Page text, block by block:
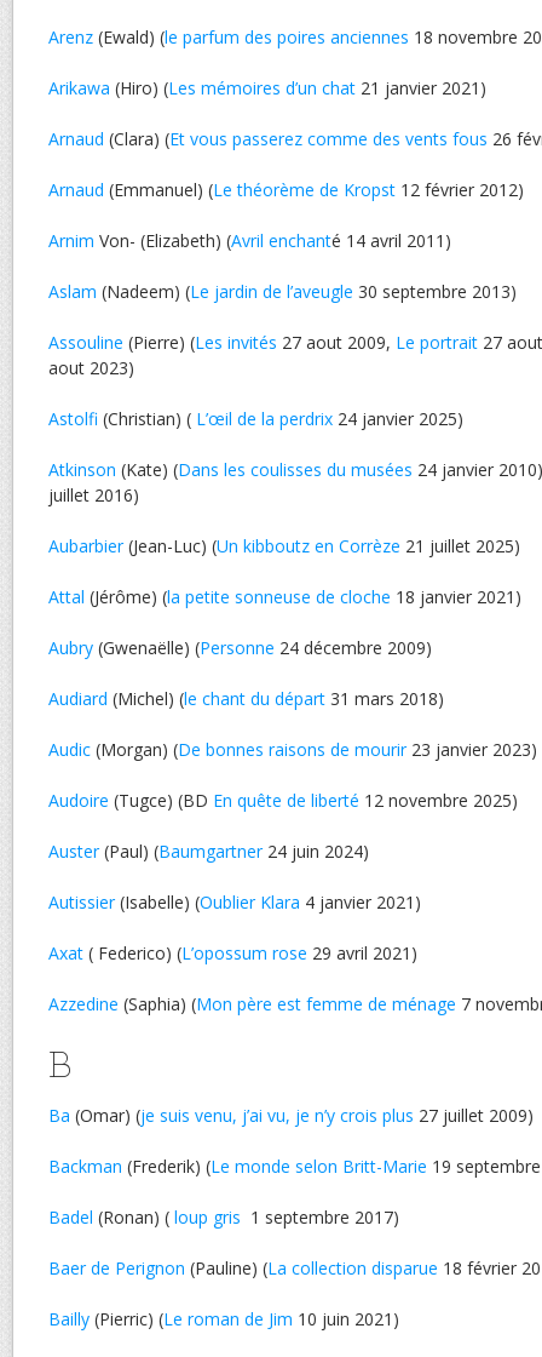
Arenz (Ewald) (le parfum des poires anciennes 18 novembre
Arikawa (Hiro) (Les mémoires d’un chat 21 janvier 2021)
Arnaud (Clara) (Et vous passerez comme des vents fous 26
Arnaud (Emmanuel) (Le théorème de Kropst 12 février 2012)
Arnim Von- (Elizabeth) (Avril enchanté 14 avril 2011)
Aslam (Nadeem) (Le jardin de l’aveugle 30 septembre 2013)
Assouline (Pierre) (Les invités 27 aout 2009, Le portrait 27
aout 2023)
Astolfi (Christian) ( L’œil de la perdrix 24 janvier 2025)
Atkinson (Kate) (Dans les coulisses du musées 24 janvier
juillet 2016)
Aubarbier(Jean-Luc) (Un kibboutz en Corrèze 21 juillet 2025)
Attal (Jérôme) (la petite sonneuse de cloche 18 janvier 2021)
Aubry (Gwenaëlle) (Personne 24 décembre 2009)
Audiard (Michel) (le chant du départ 31 mars 2018)
Audic (Morgan) (De bonnes raisons de mourir23 janvier 2023)
Audoire (Tugce) (BD En quête de liberté 12 novembre 2025)
Auster(Paul) (Baumgartner24 juin 2024)
Autissier(Isabelle) (Oublier Klara 4 janvier 2021)
Axat ( Federico) (L’opossum rose 29 avril 2021)
Azzedine (Saphia) (Mon père est femme de ménage 7
B
Ba (Omar) (je suis venu, j’ai vu, je n’y crois plus 27 juillet 2009)
Backman (Frederik) (Le monde selon Britt-Marie 19
Badel (Ronan) ( loup gris 1 septembre 2017)
Baer de Perignon (Pauline) (La collection disparue 18 février
Bailly (Pierric) (Le roman de Jim 10 juin 2021)